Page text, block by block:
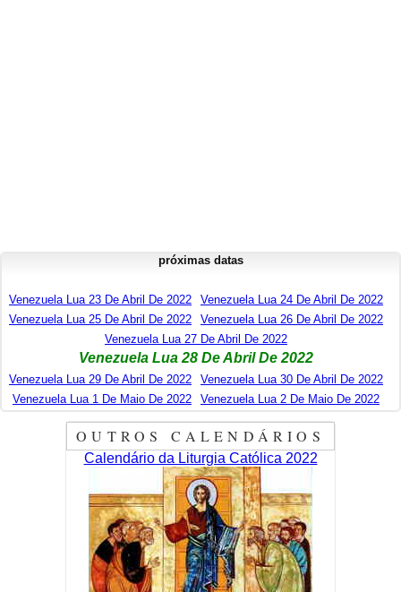
próximas datas
Venezuela Lua 23 De Abril De 2022
Venezuela Lua 24 De Abril De 2022
Venezuela Lua 25 De Abril De 2022
Venezuela Lua 26 De Abril De 2022
Venezuela Lua 27 De Abril De 2022
Venezuela Lua 28 De Abril De 2022
Venezuela Lua 29 De Abril De 2022
Venezuela Lua 30 De Abril De 2022
Venezuela Lua 1 De Maio De 2022
Venezuela Lua 2 De Maio De 2022
OUTROS CALENDÁRIOS
Calendário da Liturgia Católica 2022